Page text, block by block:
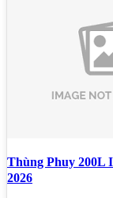
Thùng Phuy 200L
2026